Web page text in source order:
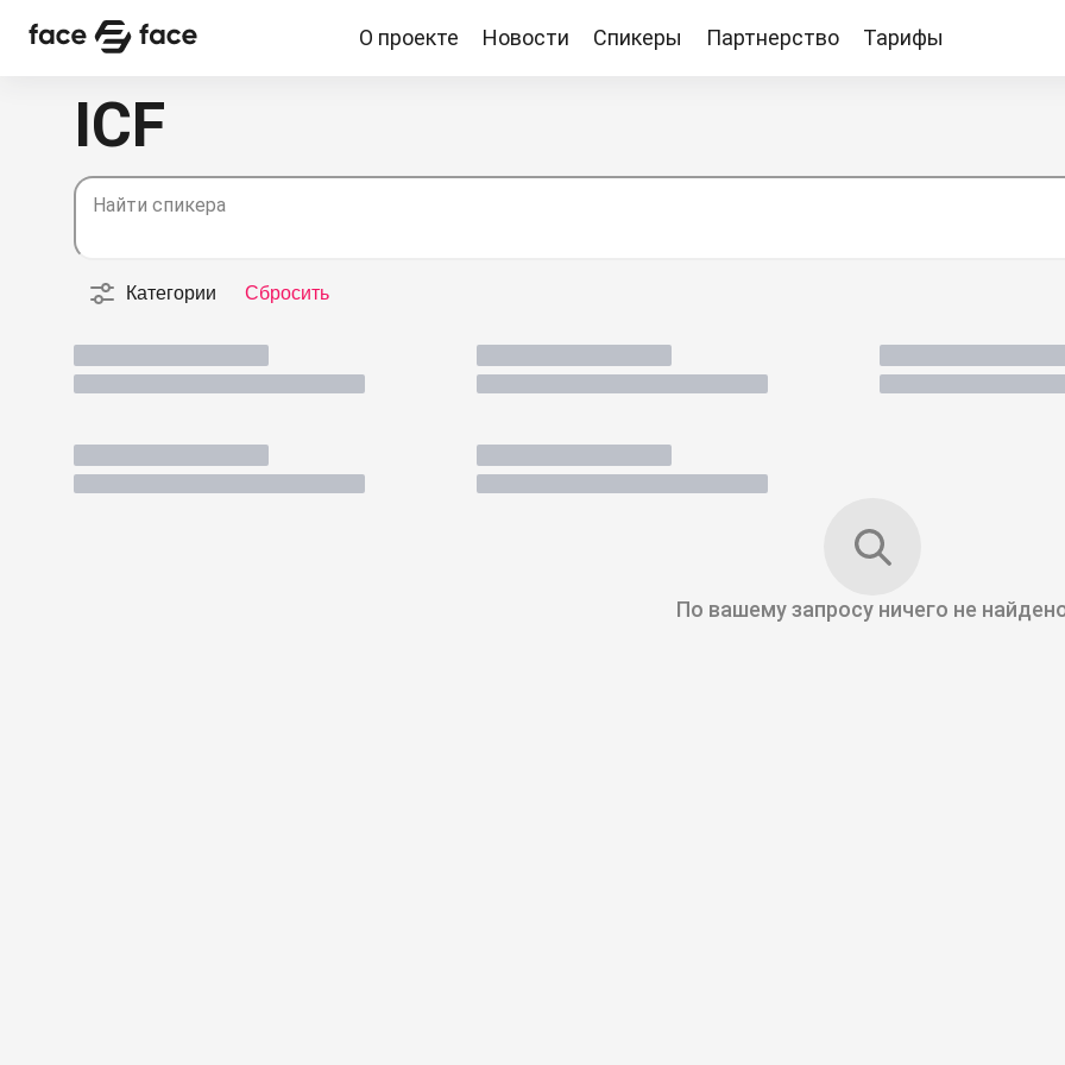
О проекте Новости Спикеры Партнерство Тарифы
О проекте Новости
ICF
Найти спикера
Категории Сбросить
По вашему запросу ничего не